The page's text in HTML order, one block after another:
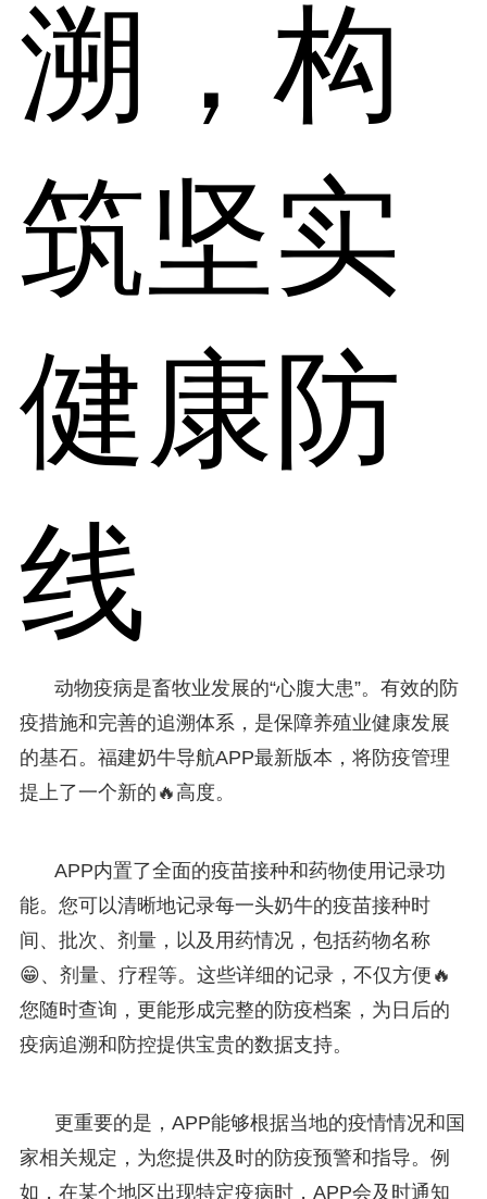
溯，构
筑坚实
健康防
线
动物疫病是畜牧业发展的“心腹大患”。有效的防
疫措施和完善的追溯体系，是保障养殖业健康发展
的基石。福建奶牛导航APP最新版本，将防疫管理
提上了一个新的🔥高度。
APP内置了全面的疫苗接种和药物使用记录功
能。您可以清晰地记录每一头奶牛的疫苗接种时
间、批次、剂量，以及用药情况，包括药物名称
😁、剂量、疗程等。这些详细的记录，不仅方便🔥
您随时查询，更能形成完整的防疫档案，为日后的
疫病追溯和防控提供宝贵的数据支持。
更重要的是，APP能够根据当地的疫情情况和国
家相关规定，为您提供及时的防疫预警和指导。例
如，在某个地区出现特定疫病时，APP会及时通知